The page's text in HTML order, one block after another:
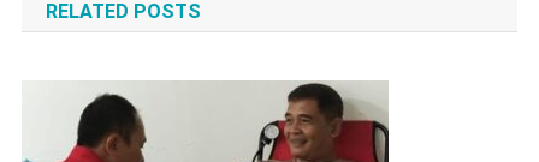
RELATED POSTS